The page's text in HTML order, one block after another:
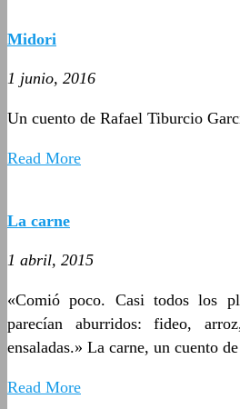
Midori
1 junio, 2016
Un cuento de Rafael Tiburcio
Read More
La carne
1 abril, 2015
«Comió poco. Casi todos los
parecían aburridos: fideo,
ensaladas.» La carne, un cuento
Read More